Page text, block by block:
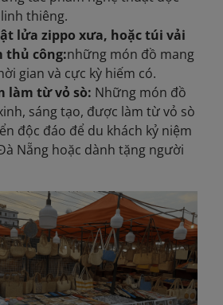
thiêng.
lửa zippo xưa, hoặc túi vải
thủ công:những món đồ mang
gian và cực kỳ hiếm có.
làm từ vỏ sò: Những món đồ
sáng tạo, được làm từ vỏ sò
độc đáo để du khách kỷ niệm
Nẵng hoặc dành tặng người